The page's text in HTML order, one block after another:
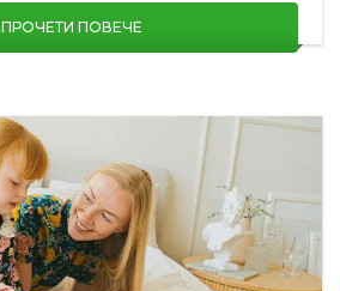
ПРОЧЕТИ ПОВЕЧЕ